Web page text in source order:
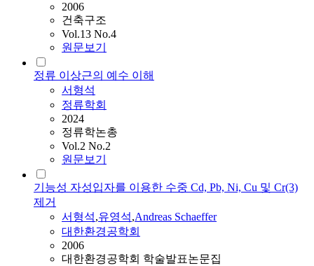
2006
건축구조
Vol.13 No.4
원문보기
정류 이상근의 예수 이해
서형석
정류학회
2024
정류학논총
Vol.2 No.2
원문보기
기능성 자성입자를 이용한 수중 Cd, Pb, Ni, Cu 및 Cr(3)
제거
서형석,유영석,Andreas Schaeffer
대한환경공학회
2006
대한환경공학회 학술발표논문집